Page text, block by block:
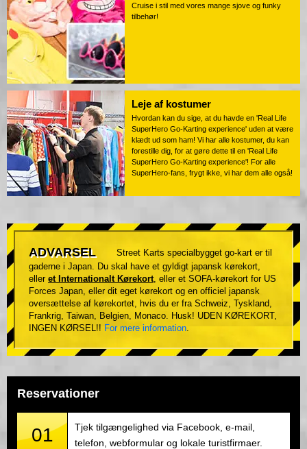
Cruise i stil med vores mange sjove og funky
tilbehør!
Leje af kostumer
Hvordan kan du sige, at du havde en 'Real Life
SuperHero Go-Karting experience' uden at være
klædt ud som ham! Vi har alle kostumer, du kan
forestille dig, for at gøre dette til en 'Real Life
SuperHero Go-Karting experience'! For alle
SuperHero-fans, frygt ikke, vi har dem alle også!
ADVARSEL
Street Karts specialbygget go-kart er til
gaderne i Japan. Du skal have et gyldigt japansk kørekort,
eller et Internationalt Kørekort , eller et SOFA-kørekort for US
Forces Japan, eller dit eget kørekort og en officiel japansk
oversættelse af kørekortet, hvis du er fra Schweiz, Tyskland,
Frankrig, Taiwan, Belgien, Monaco. Husk! UDEN KØREKORT,
INGEN KØRSEL!! For mere information
Reservationer
01
Tjek tilgængelighed via Facebook, e-mail,
telefon, webformular og lokale turistfirmaer.